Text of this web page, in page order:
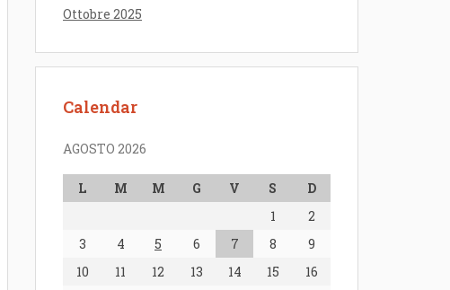
Ottobre 2025
Calendar
AGOSTO 2026
L M M G V S
D
1
2
3
4 5 6 7 8
9
10
11 12 13 14 15
16